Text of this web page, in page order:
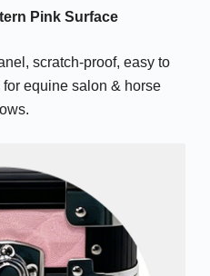
Pink Surface
scratch-proof, easy to
equine salon & horse